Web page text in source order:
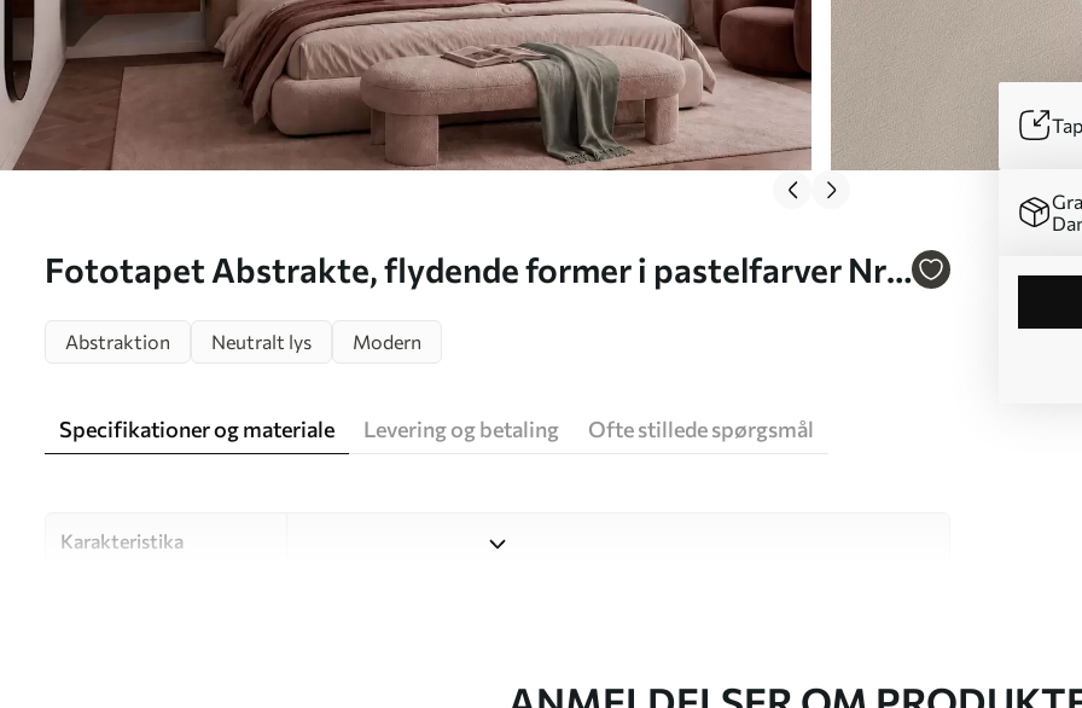
Fototapet Abstrakte, flydende former i pastelfarver Nr.
Abstraktion Neutralt lys Modern
Specifikationer og materiale Levering og betaling Ofte stillede spørgsmål
Karakteristika